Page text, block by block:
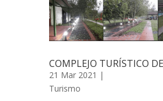
COMPLEJO TURÍSTICO
21 Mar 2021 |
Turismo